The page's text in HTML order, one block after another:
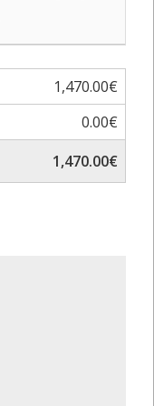
1,470.00€
0.00€
1,470.00€